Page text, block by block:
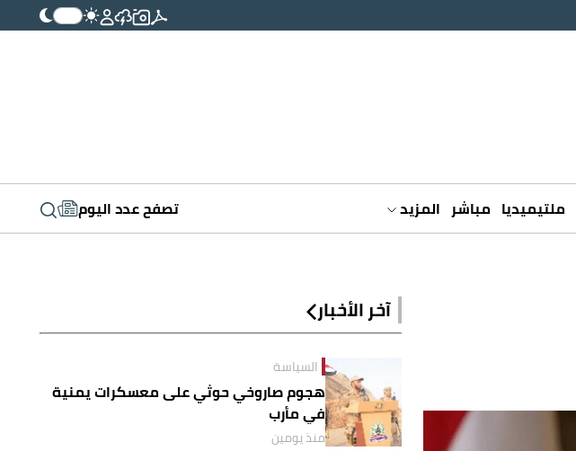
ملتيميديا مباشر المزيد تصفح عدد اليوم
آخر الأخبار
السياسة
هجوم صاروخي حوثي على معسكرات يمنية
في مأرب
منذ يومين